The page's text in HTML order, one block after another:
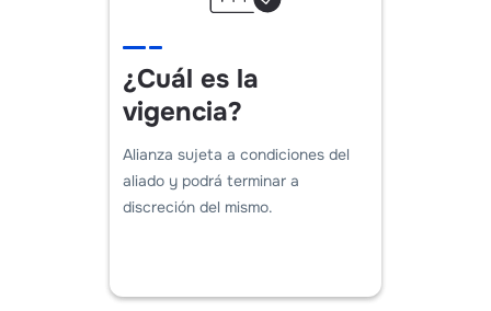
¿Cuál es la
vigencia?
Alianza sujeta a condiciones del
aliado y podrá terminar a
discreción del mismo.